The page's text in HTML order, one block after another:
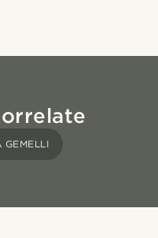
GEMELLI